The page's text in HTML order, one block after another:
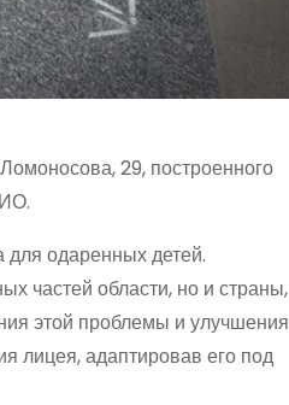
29, построенного
одаренных детей.
частей области, но и страны,
этой проблемы и улучшения
лицея, адаптировав его под